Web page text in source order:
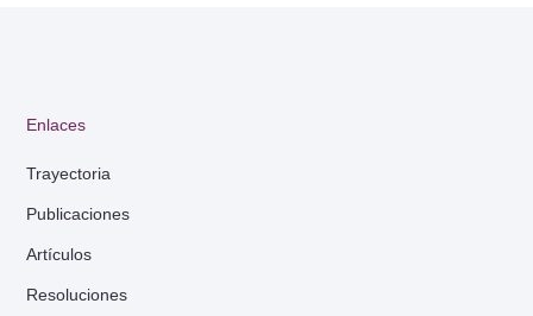
Enlaces
Trayectoria
Publicaciones
Artículos
Resoluciones